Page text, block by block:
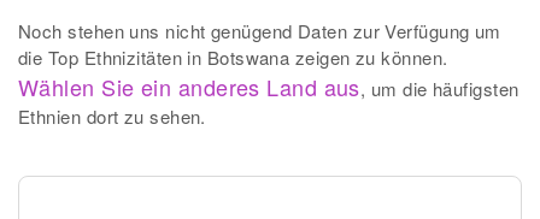
Noch stehen uns nicht genügend Daten zur Verfügung um
die Top Ethnizitäten in Botswana zeigen zu können.
Wählen Sie ein anderes Land aus, um die häufigsten
Ethnien dort zu sehen.